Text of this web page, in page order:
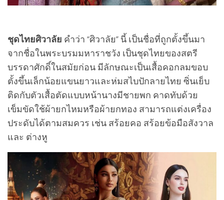
ชุดไทยศิวาลัย คำว่า “ศิวาลัย” นี้ เป็นชื่อที่ถูกตั้งขึ้นมา
จากชื่อในพระบรมมหาราชวัง เป็นชุดไทยของสตรี
บรรดาศักดิ์ในสมัยก่อน มีลักษณะเป็นเสื้อคอกลมขอบ
ตั้งขึ้นเล็กน้อยแขนยาวและห่มสไบปักลายไทย ซิ่นเย็บ
ติดกับตัวเสื้อตัดแบบหน้านางมีชายพก คาดทับด้วย
เข็มขัดใช้ผ้ายกไหมหรือผ้ายกทอง สามารถแต่งเครื่อง
ประดับได้ตามสมควร เช่น สร้อยคอ สร้อยข้อมือสังวาล
และ ต่างหู